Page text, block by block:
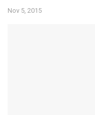
Nov 5, 2015